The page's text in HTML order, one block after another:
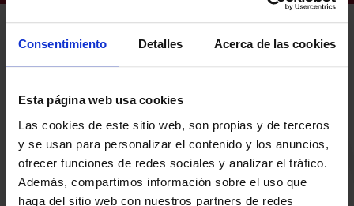
Consentimiento Detalles Acerca de las cookies
Esta página web usa cookies
Las cookies de este sitio web, son propias y de terceros
y se usan para personalizar el contenido y los anuncios,
ofrecer funciones de redes sociales y analizar el tráfico.
Además, compartimos información sobre el uso que
haga del sitio web con nuestros partners de redes
ES EU
NOTICIAS
PLANTILLA
ENTRADAS
NEWSLETTER
últimas noticias y promociones del club.
Email
He leído y acepto laPolítica de privacidaddel SASKI BASKONIA